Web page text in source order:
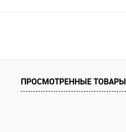
В избранное
ПРОСМОТРЕННЫЕ ТОВАРЫ